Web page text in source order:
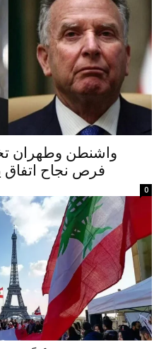
واشنطن وطهران
فرص نجاح اتفاق
0